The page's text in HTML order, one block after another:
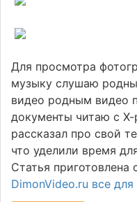
Для просмотра
музыку слушаю
видео родным видео
документы читаю с
рассказал про свой
что уделили время
Статья приготовлена
DimonVideo.ru все